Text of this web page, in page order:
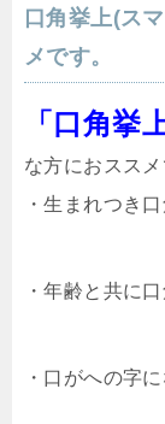
口角挙上(ス
メです。
「口角挙
な方におススメ
・生まれつき
・年齢と共に
・口がへの字